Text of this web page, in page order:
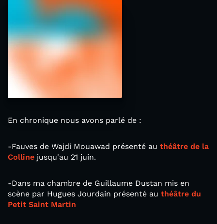
En chronique nous avons parlé de :
-Fauves de Wajdi Mouawad présenté au théâtre de la
Colline jusqu'au 21 juin.
-Dans ma chambre de Guillaume Dustan mis en
scène par Hugues Jourdain présenté au théâtre du
Petit Saint Martin